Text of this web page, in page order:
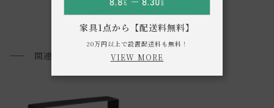
関連商品
家具1点から【配送料無料】
20万円以上で設置配送料も無料！
VIEW MORE